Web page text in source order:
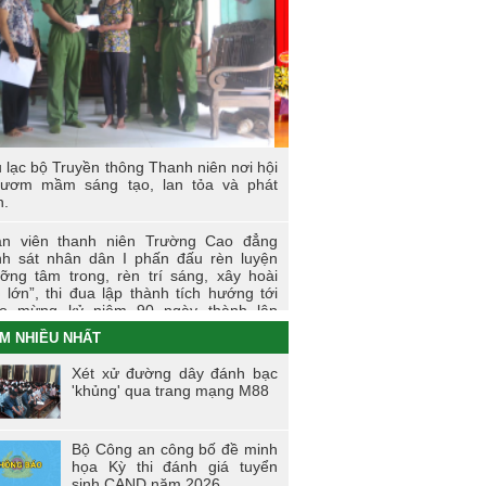
năm học 2023-2024
LÀM CÔNG AN XÃ
động thực tế chính trị của cán bộ, học
tại Hoà Bình
tìm hiểu, sáng kiến về phòng, chống
của thuốc lá trong tuổi trẻ Trường
đẳng Cảnh sát nhân dân I
trẻ Trường Cao đẳng CSND I tích cực
khai đề án 06 của Chính phủ
lạc bộ Truyền thông Thanh niên nơi hội
mầm sáng tạo, lan tỏa và phát
viên thanh niên Trường Cao đẳng
sát nhân dân I phấn đấu rèn luyện
tâm trong, rèn trí sáng, xây hoài
lớn”, thi đua lập thành tích hướng tới
mừng kỷ niệm 90 ngày thành lập
TNCS Hồ Chí Minh (26/3/1931 -
2021)
dấu ấn của tuổi trẻ Trường Cao
Cảnh sát nhân dân I trong Tháng
niên 2021
dịch tình nguyện mùa đông năm
và Xuân biên cương năm 2021 trong
NHIỀU NHẤT
Xét xử đường dây đánh bạc
'khủng' qua trang mạng M88
Bộ Công an công bố đề minh
họa Kỳ thi đánh giá tuyển